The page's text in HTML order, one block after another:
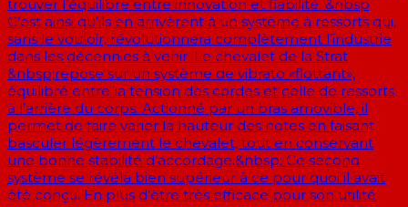
trouver l’équilibre entre innovation et fiabilité. &nbsp;
C’est ainsi qu’ils en arrivèrent à un système à ressorts qui,
sans le vouloir, révolutionnera complètement l’industrie
dans les décennies à venir. Le chevalet de la Strat
&nbsp;repose sur un système de vibrato «flottant»,
équilibré entre la tension des cordes et celle de ressorts
à l’arrière du corps. Actionné par un bras amovible, il
permet de faire varier la hauteur des notes en faisant
basculer légèrement le chevalet, tout en conservant
une bonne stabilité d’accordage.&nbsp; Ce second
système se révéla bien supérieur à ce pour quoi il avait
été conçu. En plus d’être très efficace pour son utilité